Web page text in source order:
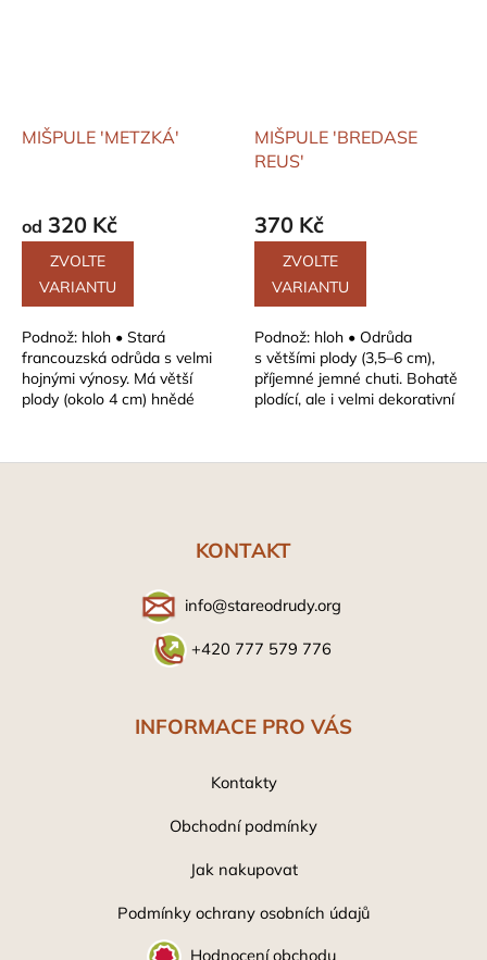
MIŠPULE 'METZKÁ'
od 320 Kč
ZVOLTE
VARIANTU
Podnož: hloh • Stará
francouzská odrůda s velmi
hojnými výnosy. Má větší
plody (okolo 4 cm) hnědé
MIŠPULE 'BREDASE
REUS'
370 Kč
ZVOLTE
VARIANTU
Podnož: hloh • Odrůda
s většími plody (3,5–6 cm),
příjemné jemné chuti. Bohatě
plodící, ale i velmi dekorativní
KONTAKT
info@stareodrudy.org
+420 777 579 776
INFORMACE PRO VÁS
Kontakty
Obchodní podmínky
Jak nakupovat
Podmínky ochrany osobních údajů
Hodnocení obchodu